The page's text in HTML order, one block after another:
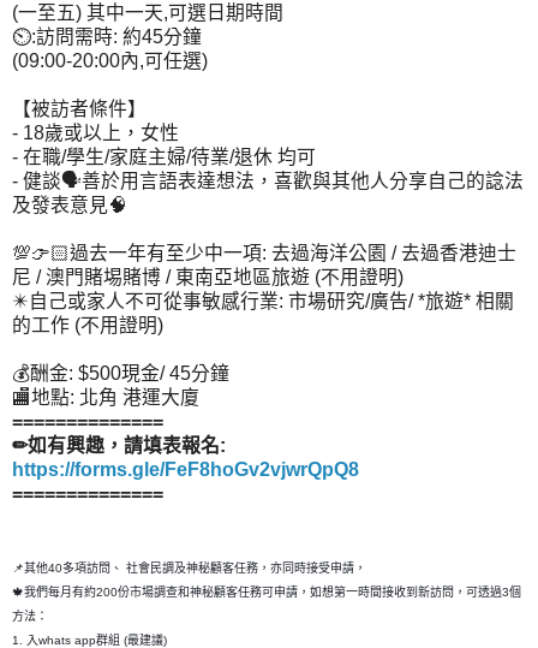
(一至五) 其中一天,可選日期時間
⏲️:訪問需時: 約45分鐘
(09:00-20:00內,可任選)
【被訪者條件】
- 18歲或以上，女性
- 在職/學生/家庭主婦/待業/退休 均可
- 健談🗣️善於用言語表達想法，喜歡與其他人分享自己的諗法
及發表意見🧠
💯👉🏻過去一年有至少中一項: 去過海洋公園 / 去過香港迪士
尼 / 澳門賭埸賭博 / 東南亞地區旅遊 (不用證明)
✴️自己或家人不可從事敏感行業: 市場研究/廣告/ *旅遊* 相關
的工作 (不用證明)
💰酬金: $500現金/ 45分鐘
🏬地點: 北角 港運大廈
==============
✏如有興趣，請填表報名:
https://forms.gle/FeF8hoGv2vjwrQpQ8
==============
📌其他40多項訪問、 社會民調及神秘顧客任務，亦同時接受申請，
🍁我們每月有約200份市場調查和神秘顧客任務可申請，如想第一時間接收到新訪問，可透過3個
方法：
1. 入whats app群組 (最建議)